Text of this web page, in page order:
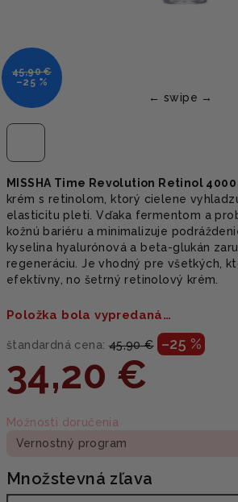
MISSHA Time Revolution Retinol
krém s retinolom, ktorý cielene
elasticitu pleti. Vďaka fermentom a
kožnú bariéru a minimalizuje
kyselina hyalurónová a beta-glukán
regeneráciu. Je vhodný pre všetkých,
efektívny, no šetrný retinolový krém.
Položka bola vypredaná…
štandardná cena: 45,90 € –25 %
34,20 €
cena:
Možnosti doručenia
Vernostný program
Množstevná zľava
45,90 €
–25 %